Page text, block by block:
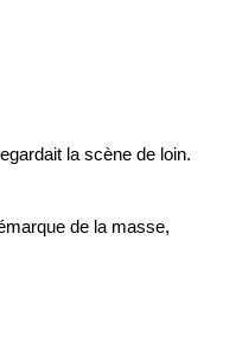
la scène de loin.
de la masse,